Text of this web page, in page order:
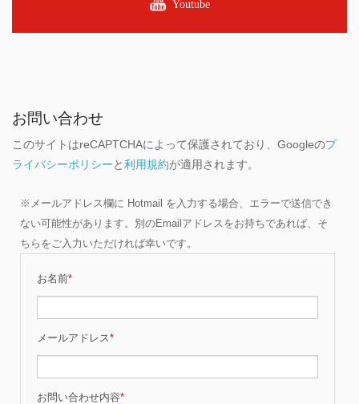
Youtube
お問い合わせ
このサイトはreCAPTCHAによって保護されており、Googleのプ
ライバシーポリシーと利用規約が適用されます。
※メールアドレス欄に Hotmail を入力する場合、エラーで送信でき
ない可能性があります。別のEmailアドレスをお持ちであれば、そ
ちらをご入力いただければ幸いです。
お名前*
メールアドレス*
お問い合わせ内容*